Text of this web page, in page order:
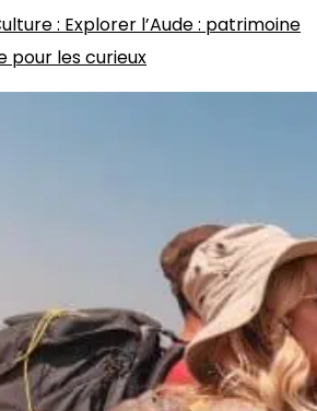
: Explorer l’Aude : patrimoine
pour les curieux